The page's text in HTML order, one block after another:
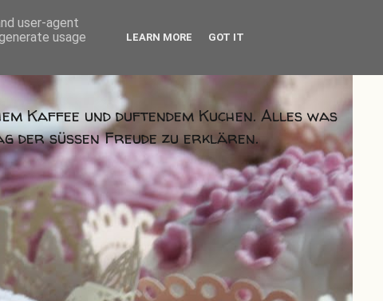
Kaffee und duftendem Kuchen. Alles was
der süßen Freude zu erklären.
user-agent
usage
LEARN MORE GOT IT